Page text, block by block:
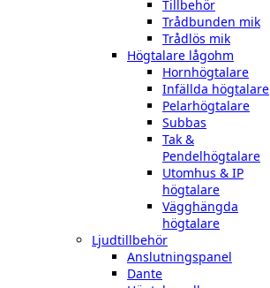
Tillbehör
Trådbunden mik
Trådlös mik
Högtalare lågohm
Hornhögtalare
Infällda högtalare
Pelarhögtalare
Subbas
Tak &
Pendelhögtalare
Utomhus & IP
högtalare
Vägghängda
högtalare
Ljudtillbehör
Anslutningspanel
Dante